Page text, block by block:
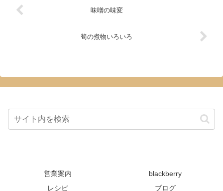
味噌の味変
筍の煮物いろいろ
営業案内
blackberry
レシピ
ブログ